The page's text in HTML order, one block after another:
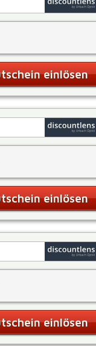
einlösen
einlösen
einlösen